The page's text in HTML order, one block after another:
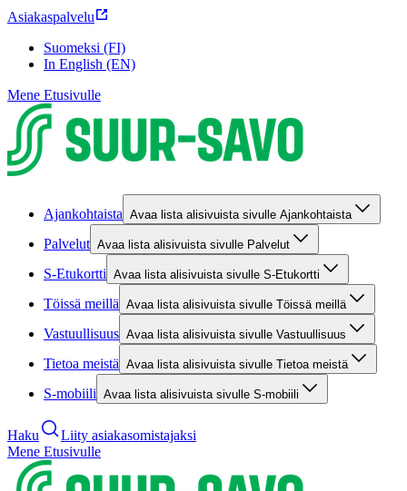
Asiakaspalvelu
Suomeksi (FI)
In English (EN)
Mene Etusivulle
Ajankohtaista Avaa lista alisivuista sivulle Ajankohtaista
Palvelut Avaa lista alisivuista sivulle Palvelut
S-Etukortti Avaa lista alisivuista sivulle S-Etukortti
Töissä meillä Avaa lista alisivuista sivulle Töissä meillä
Vastuullisuus Avaa lista alisivuista sivulle Vastuullisuus
Tietoa meistä Avaa lista alisivuista sivulle Tietoa meistä
S-mobiili Avaa lista alisivuista sivulle S-mobiili
Haku
Liity asiakasomistajaksi
Mene Etusivulle